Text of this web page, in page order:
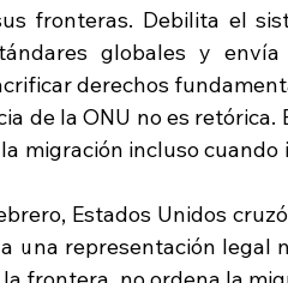
fronteras. Debilita el
globales y
derechos
de la ONU no es
migración incluso
Estados Unidos
una representación legal